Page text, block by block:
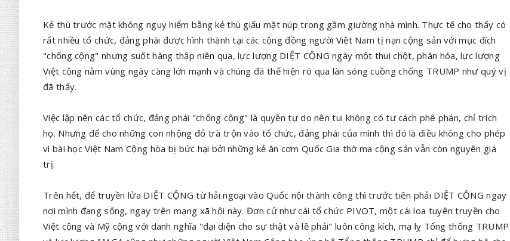
Kẻ thù trước mặt không nguy hiểm bằng kẻ thù giấu mặt núp trong gầm giường nhà mình. Thực tế cho thấy có
rất nhiều tổ chức, đảng phái được hình thành tại các cộng đồng người Việt Nam tị nạn cộng sản với mục đích
"chống cộng" nhưng suốt hàng thập niên qua, lực lượng DIỆT CỘNG ngày một thui chột, phân hóa, lực lượng
Việt cộng nằm vùng ngày càng lớn mạnh và chúng đã thể hiện rõ qua làn sóng cuồng chống TRUMP như quý vị
đã thấy.
Việc lập nên các tổ chức, đảng phái "chống cộng" là quyền tự do nên tui không có tư cách phê phán, chỉ trích
họ. Nhưng để cho những con nhộng đỏ trà trộn vào tổ chức, đảng phái của mình thì đó là điều không cho phép
vì bài học Việt Nam Cộng hòa bị bức hại bởi những kẻ ăn cơm Quốc Gia thờ ma cộng sản vẫn còn nguyên giá
trị.
Trên hết, để truyền lửa DIỆT CỘNG từ hải ngoại vào Quốc nội thành công thì trước tiên phải DIỆT CỘNG ngay
nơi mình đang sống, ngay trên mạng xã hội này. Đơn cử như cái tổ chức PIVOT, một cái loa tuyên truyền cho
Việt cộng và Mỹ cộng với danh nghĩa "đại diện cho sự thật và lẽ phải" luôn công kích, mạ lỵ Tổng thống TRUMP